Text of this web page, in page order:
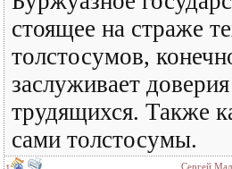
стоящее на страже
толстосумов,
заслуживает доверия
трудящихся. Также
сами толстосумы.
Сергей